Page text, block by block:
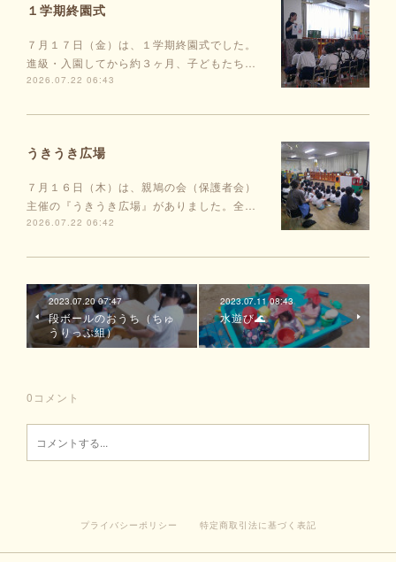
１学期終園式
７月１７日（金）は、１学期終園式でした。
進級・入園してから約３ヶ月、子どもたち…
2026.07.22 06:43
うきうき広場
７月１６日（木）は、親鳩の会（保護者会）
主催の『うきうき広場』がありました。全…
2026.07.22 06:42
2023.07.20 07:47
段ボールのおうち（ちゅ
うりっぷ組）
2023.07.11 08:43
水遊び🌊
0 コメント
プライバシーポリシー 特定商取引法に基づく表記